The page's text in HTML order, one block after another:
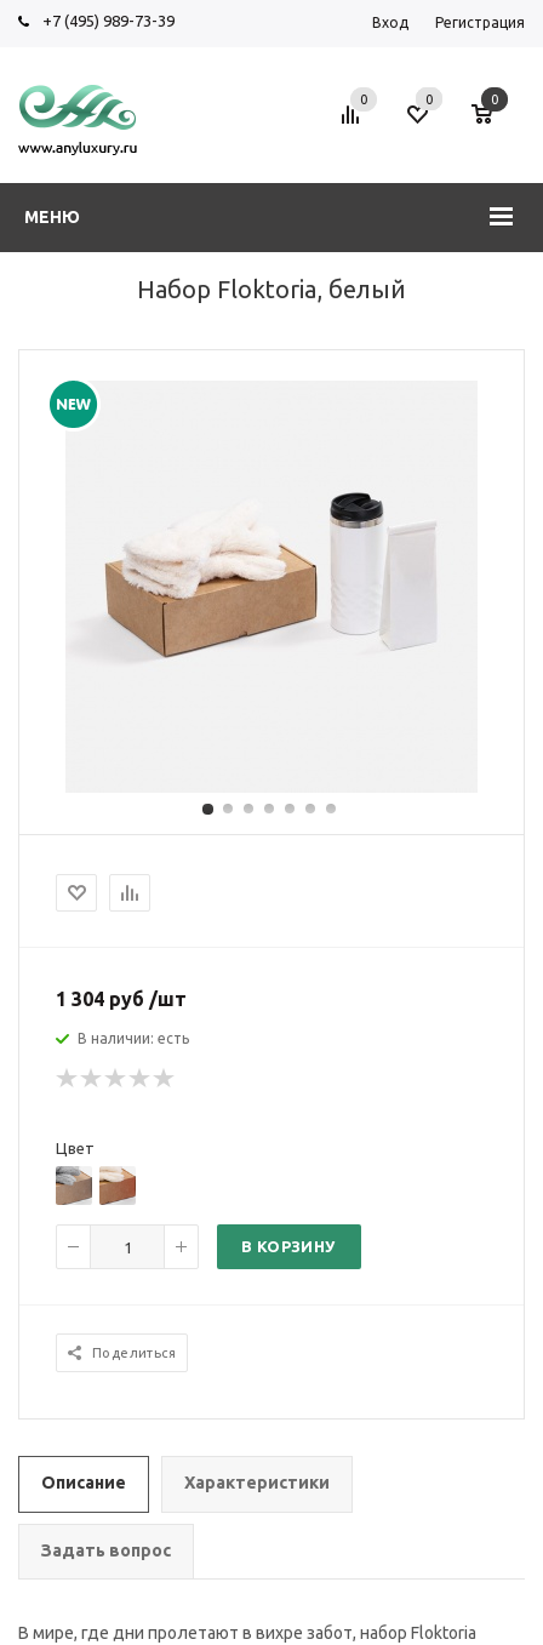
+7 (495) 989-73-39 Вход Регистрация
МЕНЮ
0 0 0
Набор Floktoria, белый
1 304 руб /шт
В наличии: есть
Цвет
В КОРЗИНУ
Поделиться
Описание Характеристики
Задать вопрос
В мире, где дни пролетают в вихре забот, набор Floktoria